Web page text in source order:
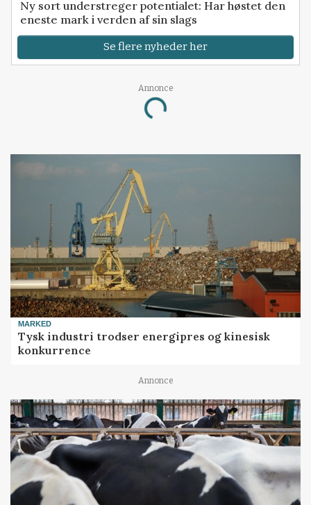
Ny sort understreger potentialet: Har høstet den
eneste mark i verden af sin slags
Se flere nyheder her
Annonce
Loading...
MARKED
Tysk industri trodser energipres og kinesisk
konkurrence
Annonce